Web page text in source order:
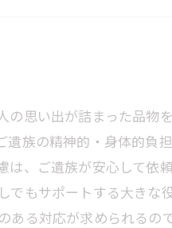
ために：遺品整理での出
思い出が詰まった品物
族の精神的・身体的負
、ご遺族が安心して依
もサポートする大きな
る対応が求められるので